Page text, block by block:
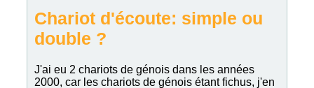
Chariot d'écoute: simple ou
double ?
J'ai eu 2 chariots de génois dans les années
2000, car les chariots de génois étant fichus, j'en